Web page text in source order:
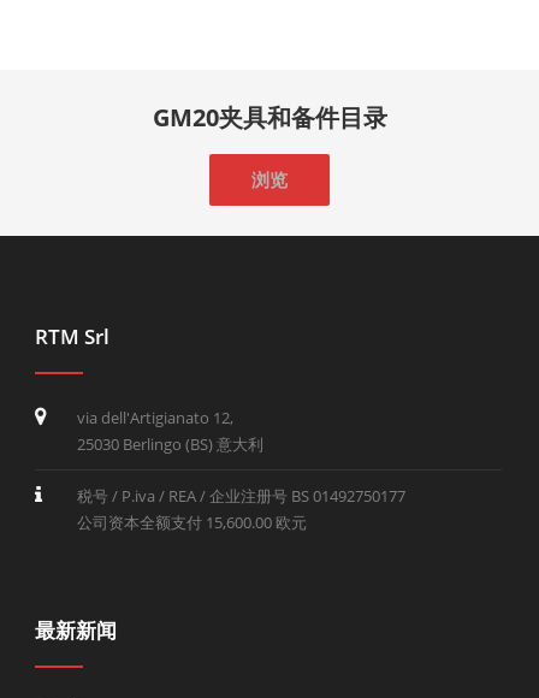
GM20夹具和备件目录
浏览
RTM Srl
via dell'Artigianato 12,
25030 Berlingo (BS) 意大利
税号 / P.iva / REA / 企业注册号 BS 01492750177
公司资本全额支付 15,600.00 欧元
最新新闻